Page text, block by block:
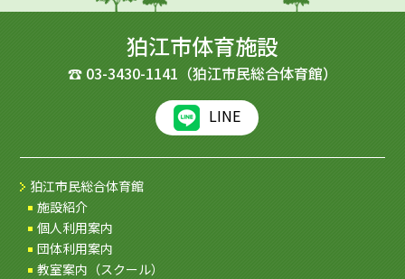
狛江市体育施設
☎ 03-3430-1141 （狛江市民総合体育館）
LINE
狛江市民総合体育館
施設紹介
個人利用案内
団体利用案内
教室案内（スクール）